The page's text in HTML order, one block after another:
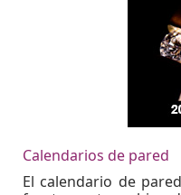
Calendarios de pared
El calendario de